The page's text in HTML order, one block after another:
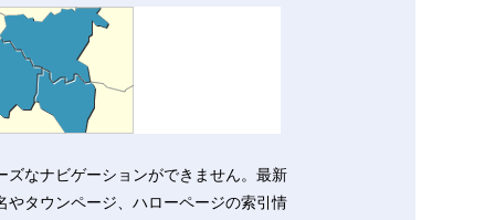
ズなナビゲーションができません。最新
やタウンページ、ハローページの索引情